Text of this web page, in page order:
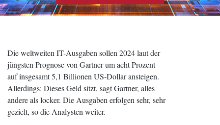
Die weltweiten IT-Ausgaben sollen 2024 laut der
jüngsten Prognose von Gartner um acht Prozent
auf insgesamt 5,1 Billionen US-Dollar ansteigen.
Allerdings: Dieses Geld sitzt, sagt Gartner, alles
andere als locker. Die Ausgaben erfolgen sehr, sehr
gezielt, so die Analysten weiter.